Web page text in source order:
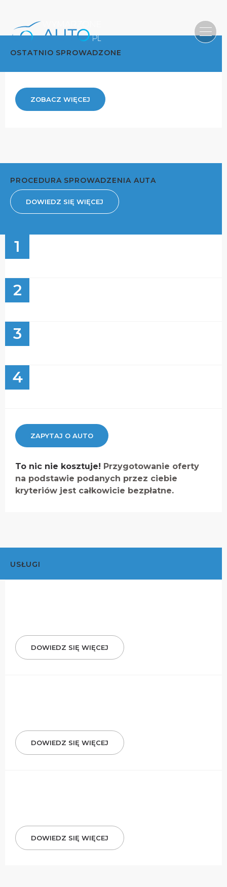
OSTATNIO SPROWADZONE
ZOBACZ WIĘCEJ
PROCEDURA SPROWADZENIA AUTA
DOWIEDZ SIĘ WIĘCEJ
1
2
3
4
ZAPYTAJ O AUTO
To nic nie kosztuje! Przygotowanie oferty
na podstawie podanych przez ciebie
kryteriów jest całkowicie bezpłatne.
USŁUGI
DOWIEDZ SIĘ WIĘCEJ
DOWIEDZ SIĘ WIĘCEJ
DOWIEDZ SIĘ WIĘCEJ